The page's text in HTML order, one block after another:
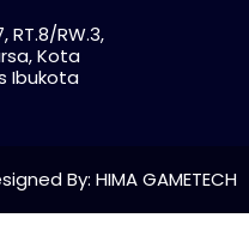
RT.8/RW.3,
Kota
Ibukota
By: HIMA GAMETECH